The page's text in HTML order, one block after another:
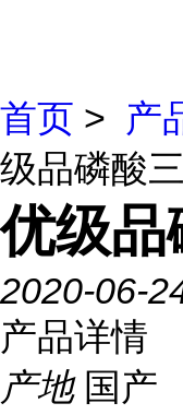
首页 > 产
级品磷酸
优级品
2020-06-
产品详情
产地 国产